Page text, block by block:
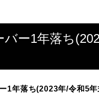
ー1年落ち
1年落ち(2023年/令和5